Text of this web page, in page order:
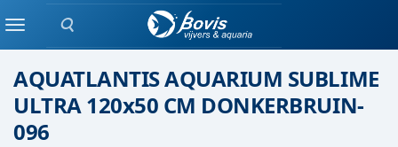
Zoeken
MenuAquatlantis
AQUATLANTIS AQUARIUM SUBLIME
ULTRA 120x50 CM DONKERBRUIN-
096